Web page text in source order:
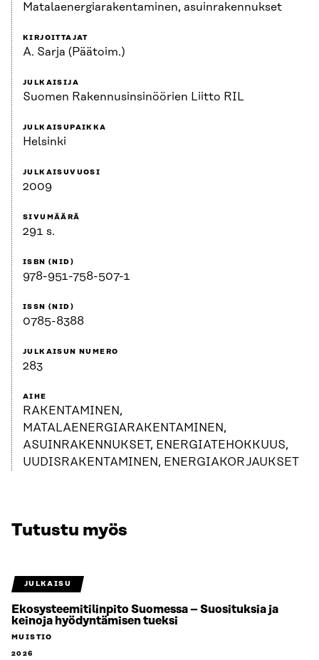
Matalaenergiarakentaminen, asuinrakennukset
KIRJOITTAJAT
A. Sarja (Päätoim.)
JULKAISIJA
Suomen Rakennusinsinöörien Liitto RIL
JULKAISUPAIKKA
Helsinki
JULKAISUVUOSI
2009
SIVUMÄÄRÄ
291 s.
ISBN (NID)
978-951-758-507-1
ISSN (NID)
0785-8388
JULKAISUN NUMERO
283
AIHE
RAKENTAMINEN,
MATALAENERGIARAKENTAMINEN,
ASUINRAKENNUKSET, ENERGIATEHOKKUUS,
UUDISRAKENTAMINEN, ENERGIAKORJAUKSET
Tutustu myös
JULKAISU
Ekosysteemitilinpito Suomessa – Suosituksia ja
keinoja hyödyntämisen tueksi
MUISTIO
2026